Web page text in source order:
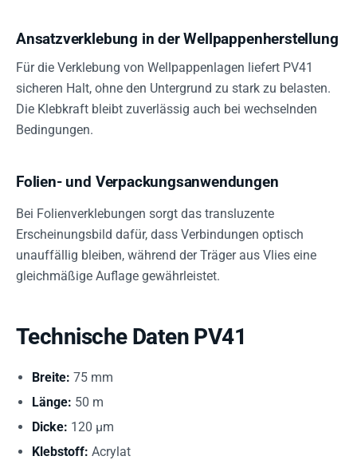
Ansatzverklebung in der Wellpappenherstellung
Für die Verklebung von Wellpappenlagen liefert PV41
sicheren Halt, ohne den Untergrund zu stark zu belasten.
Die Klebkraft bleibt zuverlässig auch bei wechselnden
Bedingungen.
Folien- und Verpackungsanwendungen
Bei Folienverklebungen sorgt das transluzente
Erscheinungsbild dafür, dass Verbindungen optisch
unauffällig bleiben, während der Träger aus Vlies eine
gleichmäßige Auflage gewährleistet.
Technische Daten PV41
Breite: 75 mm
Länge: 50 m
Dicke: 120 µm
Klebstoff: Acrylat